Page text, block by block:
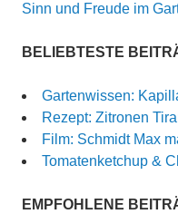
Sinn und Freude im
BELIEBTESTE
Gartenwissen:
Rezept: Zitronen
Film: Schmidt Max
Tomatenketchup &
EMPFOHLENE